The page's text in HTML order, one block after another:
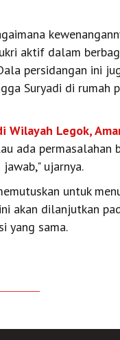
aktif dalam
persidangan ini
Suryadi di rumah
Wilayah Legok,
ada permasalahan
ujarnya.
untuk
akan dilanjutkan
yang sama.